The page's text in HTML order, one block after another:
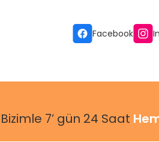
Gönder
Facebook
Bizimle 7’ gün 24 Saat